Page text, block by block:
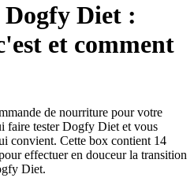
Diet :
et comment
de nourriture pour votre
faire tester Dogfy Diet et vous
convient. Cette box contient 14
effectuer en douceur la transition
Diet.